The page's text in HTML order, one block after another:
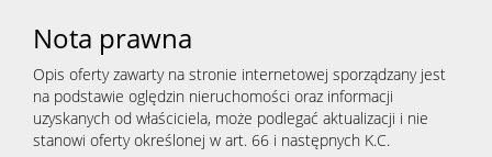
Nota prawna
Opis oferty zawarty na stronie internetowej sporządzany jest
na podstawie oględzin nieruchomości oraz informacji
uzyskanych od właściciela, może podlegać aktualizacji i nie
stanowi oferty określonej w art. 66 i następnych K.C.